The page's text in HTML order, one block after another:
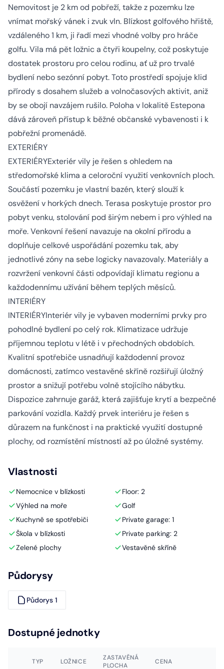
Nemovitost je 2 km od pobřeží, takže z pozemku lze
vnímat mořský vánek i zvuk vln. Blízkost golfového hřiště,
vzdáleného 1 km, ji řadí mezi vhodné volby pro hráče
golfu. Vila má pět ložnic a čtyři koupelny, což poskytuje
dostatek prostoru pro celou rodinu, ať už pro trvalé
bydlení nebo sezónní pobyt. Toto prostředí spojuje klid
přírody s dosahem služeb a volnočasových aktivit, aniž
by se obojí navzájem rušilo. Poloha v lokalitě Estepona
dává zároveň přístup k běžné občanské vybavenosti i k
pobřežní promenádě.
EXTERIÉRY
EXTERIÉRYExteriér vily je řešen s ohledem na
středomořské klima a celoroční využití venkovních ploch.
Součástí pozemku je vlastní bazén, který slouží k
osvěžení v horkých dnech. Terasa poskytuje prostor pro
pobyt venku, stolování pod širým nebem i pro výhled na
moře. Venkovní řešení navazuje na okolní přírodu a
doplňuje celkové uspořádání pozemku tak, aby
jednotlivé zóny na sebe logicky navazovaly. Materiály a
rozvržení venkovní části odpovídají klimatu regionu a
každodennímu užívání během teplých měsíců.
INTERIÉRY
INTERIÉRYInteriér vily je vybaven moderními prvky pro
pohodlné bydlení po celý rok. Klimatizace udržuje
příjemnou teplotu v létě i v přechodných obdobích.
Kvalitní spotřebiče usnadňují každodenní provoz
domácnosti, zatímco vestavěné skříně rozšiřují úložný
prostor a snižují potřebu volně stojícího nábytku.
Dispozice zahrnuje garáž, která zajišťuje krytí a bezpečné
parkování vozidla. Každý prvek interiéru je řešen s
důrazem na funkčnost i na praktické využití dostupné
plochy, od rozmístění místností až po úložné systémy.
Vlastnosti
Nemocnice v blízkosti
Floor: 2
Výhled na moře
Golf
Kuchyně se spotřebiči
Private garage: 1
Škola v blízkosti
Private parking: 2
Zelené plochy
Vestavěné skříně
Půdorysy
Půdorys 1
Dostupné jednotky
TYP LOŽNICE
ZASTAVĚNÁ
PLOCHA
CENA